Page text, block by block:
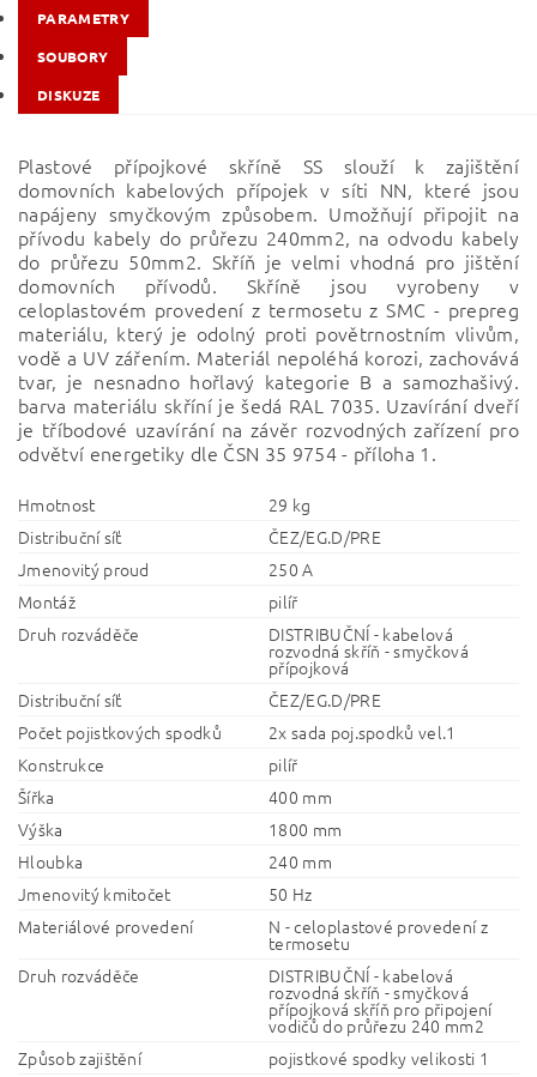
PARAMETRY
SOUBORY
DISKUZE
Plastové přípojkové skříně SS slouží k zajištění
domovních kabelových přípojek v síti NN, které jsou
napájeny smyčkovým způsobem. Umožňují připojit na
přívodu kabely do průřezu 240mm2, na odvodu kabely
do průřezu 50mm2. Skříň je velmi vhodná pro jištění
domovních přívodů. Skříně jsou vyrobeny v
celoplastovém provedení z termosetu z SMC - prepreg
materiálu, který je odolný proti povětrnostním vlivům,
vodě a UV zářením. Materiál nepoléhá korozi, zachovává
tvar, je nesnadno hořlavý kategorie B a samozhašivý.
barva materiálu skříní je šedá RAL 7035. Uzavírání dveří
je tříbodové uzavírání na závěr rozvodných zařízení pro
odvětví energetiky dle ČSN 35 9754 - příloha 1.
Hmotnost
29 kg
Distribuční síť
ČEZ/EG.D/PRE
Jmenovitý proud
250 A
Montáž
pilíř
Druh rozváděče
DISTRIBUČNÍ - kabelová
rozvodná skříň - smyčková
přípojková
Distribuční síť
ČEZ/EG.D/PRE
Počet pojistkových spodků
2x sada poj.spodků vel.1
Konstrukce
pilíř
Šířka
400 mm
Výška
1800 mm
Hloubka
240 mm
Jmenovitý kmitočet
50 Hz
Materiálové provedení
N - celoplastové provedení z
termosetu
Druh rozváděče
DISTRIBUČNÍ - kabelová
rozvodná skříň - smyčková
přípojková skříň pro připojení
vodičů do průřezu 240 mm2
Způsob zajištění
pojistkové spodky velikosti 1